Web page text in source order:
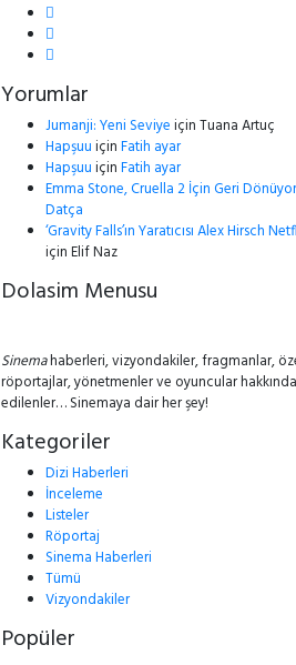
Yorumlar
Jumanji: Yeni SeviyeiçinTuana Artuç
HapşuuiçinFatih ayar
HapşuuiçinFatih ayar
Emma Stone, Cruella 2 İçin Geri
Datça
‘Gravity Falls’ın Yaratıcısı Alex Hirsch
içinElif Naz
Dolasim Menusu
Sinemahaberleri, vizyondakiler, fragmanlar,
röportajlar, yönetmenler ve oyuncular
edilenler… Sinemaya dair her şey!
Kategoriler
Dizi Haberleri
İnceleme
Listeler
Röportaj
Sinema Haberleri
Tümü
Vizyondakiler
Popüler